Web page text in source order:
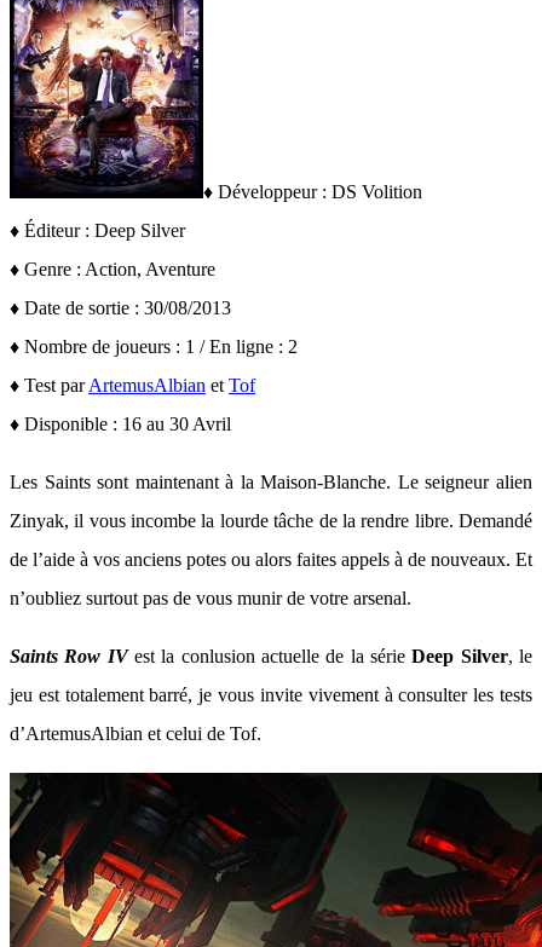
♦ Développeur : DS Volition
♦ Éditeur : Deep Silver
♦ Genre : Action, Aventure
♦ Date de sortie : 30/08/2013
♦ Nombre de joueurs : 1 / En ligne : 2
♦ Test parArtemusAlbian et Tof
♦ Disponible : 16 au 30 Avril
Les Saints sont maintenant à la Maison-Blanche. Le seigneur alien
Zinyak, il vous incombe la lourde tâche de la rendre libre. Demandé
de l’aide à vos anciens potes ou alors faites appels à de nouveaux. Et
n’oubliez surtout pas de vous munir de votre arsenal.
Saints Row IVest la conlusion actuelle de la sérieDeep Silver, le
jeu est totalement barré, je vous invite vivement à consulter les tests
d’ArtemusAlbian et celui de Tof.